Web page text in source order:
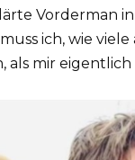
Vorderman
ich, wie
als mir eigentlich